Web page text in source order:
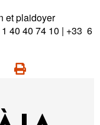
et plaidoyer
40 40 74 10 | +33 6